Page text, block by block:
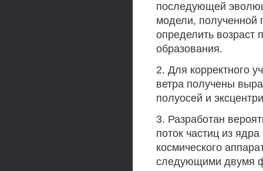
последующей
модели, полученной
определить возраст
образования.
2. Для корректного
ветра получены
полуосей и
3. Разработан
поток частиц из
космического
следующими двумя